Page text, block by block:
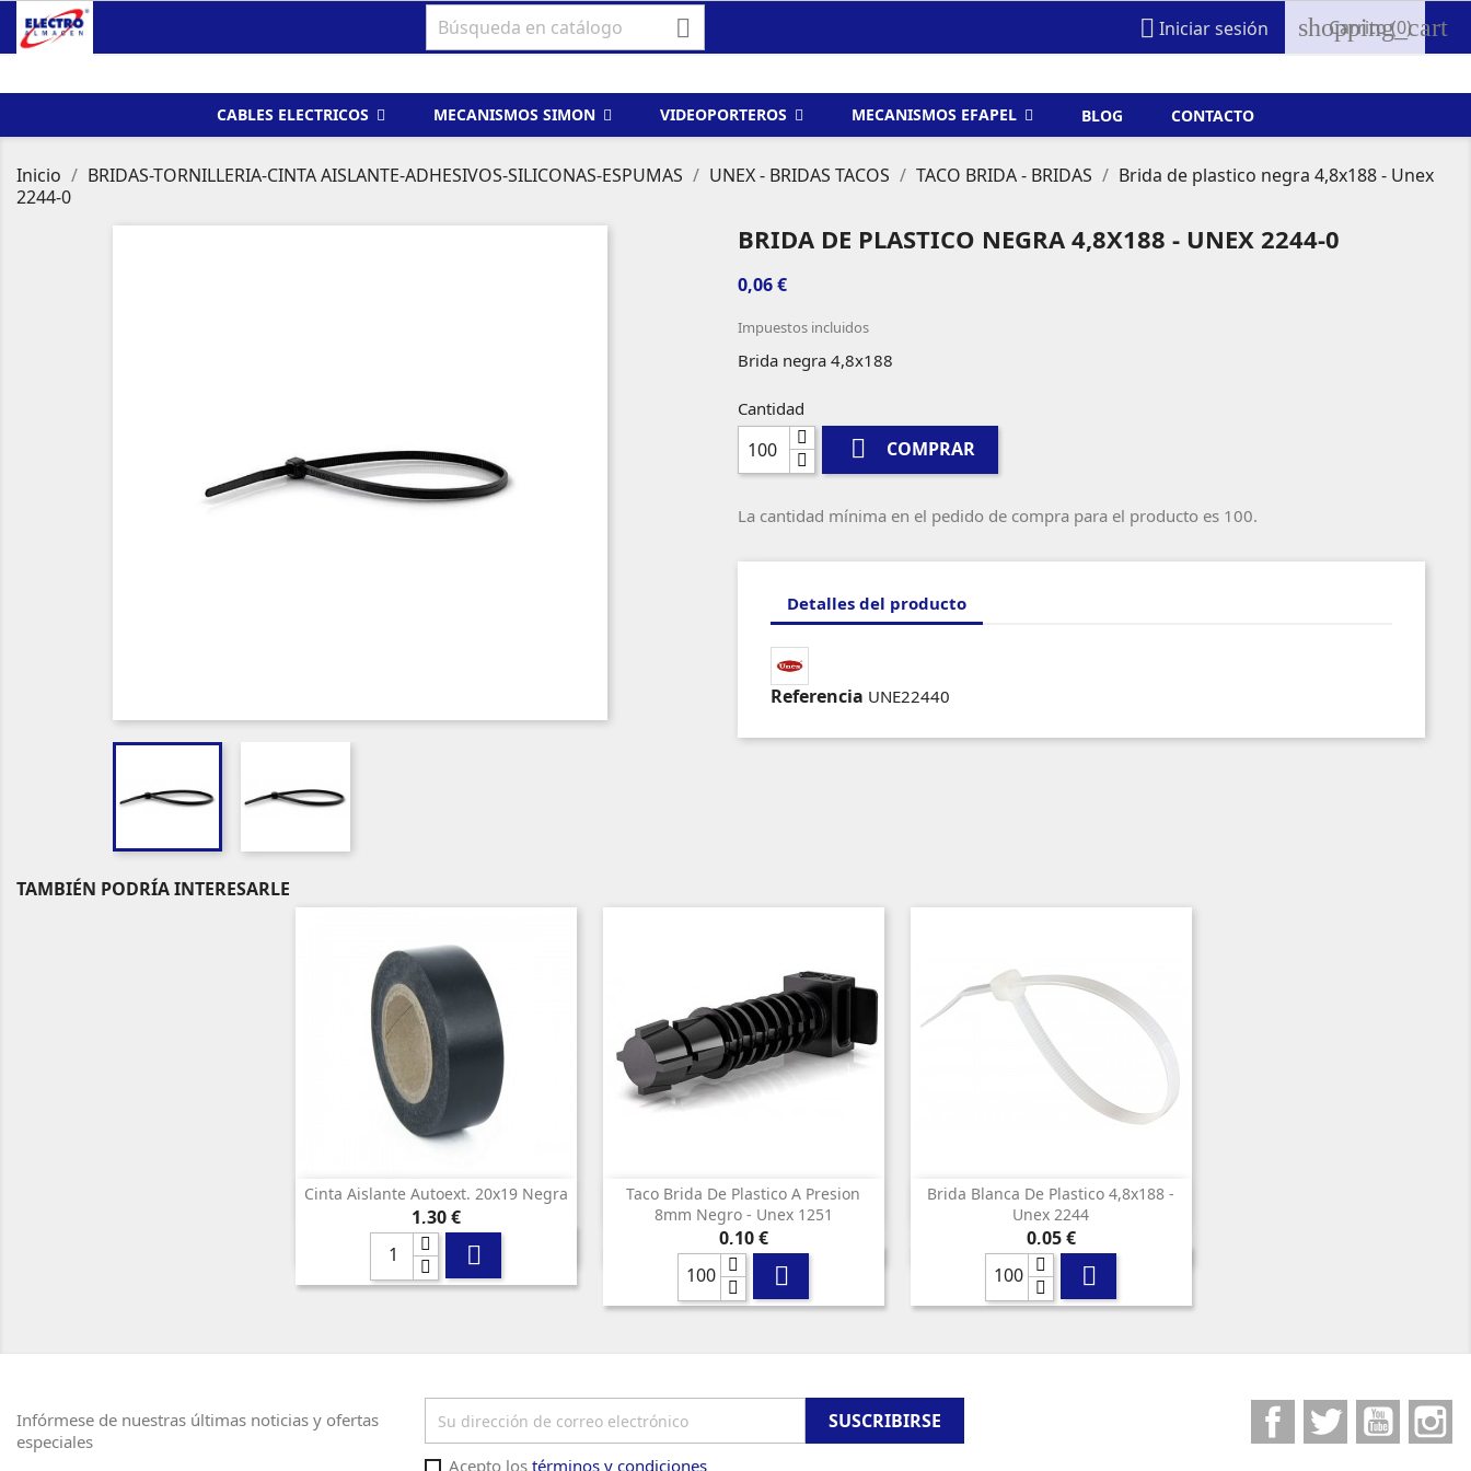
  Iniciar sesión shopping_cart
Carrito(0)
CABLES ELECTRICOS MECANISMOS SIMON VIDEOPORTEROS MECANISMOS EFAPEL BLOG CONTACTO
Inicio BRIDAS-TORNILLERIA-CINTA AISLANTE-ADHESIVOS-SILICONAS-ESPUMAS UNEX - BRIDAS TACOS TACO BRIDA - BRIDAS
Brida de plastico negra 4,8x188 - Unex
2244-0
BRIDA DE PLASTICO NEGRA 4,8X188 - UNEX 2244-0
0,06 €
Impuestos incluidos
Brida negra 4,8x188
Cantidad
 COMPRAR
La cantidad mínima en el pedido de compra para el producto es 100.
Detalles del producto
Referencia UNE22440
TAMBIÉN PODRÍA INTERESARLE
Cinta Aislante Autoext. 20x19 Negra
Precio
1,30 €

 Vista rápida
Taco Brida De Plastico A Presion
8mm Negro - Unex 1251
Precio
0,10 €

 Vista rápida
Brida Blanca De Plastico 4,8x188 -
Unex 2244
Precio
0,05 €

 Vista rápida
Infórmese de nuestras últimas noticias y ofertas
especiales
Acepto lostérminos y condiciones
FacebookTwitter YouTube